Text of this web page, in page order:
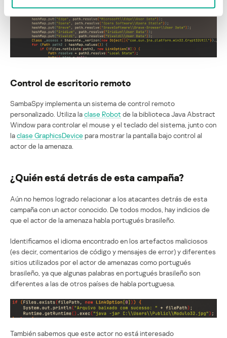
Control de escritorio remoto
SambaSpy implementa un sistema de control remoto
personalizado. Utiliza laclase Robot de la biblioteca Java Abstract
Window para controlar el mouse y el teclado del sistema, junto con
laclase GraphicsDevice para mostrar la pantalla bajo control al
actor de la amenaza.
¿Quién está detrás de esta campaña?
Aún no hemos logrado relacionar a los atacantes detrás de esta
campaña con un actor conocido. De todos modos, hay indicios de
que el actor de la amenaza habla portugués brasileño.
Identificamos el idioma encontrado en los artefactos maliciosos
(es decir, comentarios de código y mensajes de error) y diferentes
sitios utilizados por el actor de amenazas como portugués
brasileño, ya que algunas palabras en portugués brasileño son
diferentes a las de otros países de habla portuguesa.
También sabemos que este actor no está interesado